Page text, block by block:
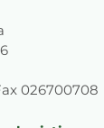
026700708